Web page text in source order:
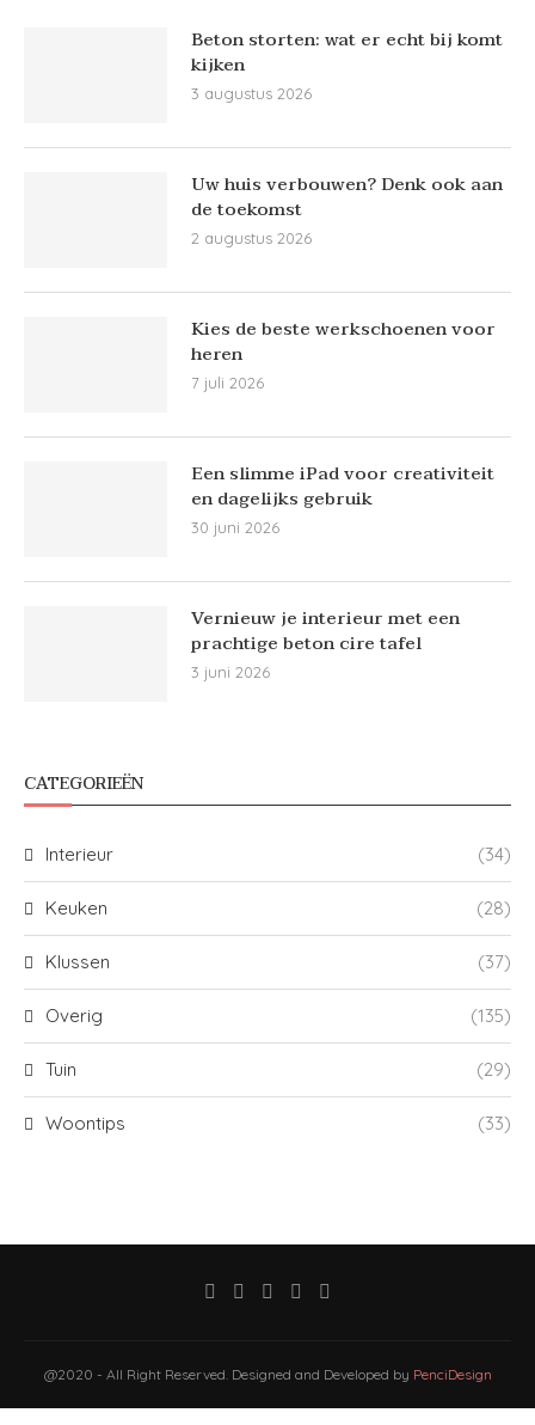
Beton storten: wat er echt bij komt
kijken
3 augustus 2026
Uw huis verbouwen? Denk ook aan
de toekomst
2 augustus 2026
Kies de beste werkschoenen voor
heren
7 juli 2026
Een slimme iPad voor creativiteit
en dagelijks gebruik
30 juni 2026
Vernieuw je interieur met een
prachtige beton cire tafel
3 juni 2026
CATEGORIEËN
Interieur (34)
Keuken (28)
Klussen (37)
Overig (135)
Tuin (29)
Woontips (33)
@2020 - All Right Reserved. Designed and Developed by PenciDesign